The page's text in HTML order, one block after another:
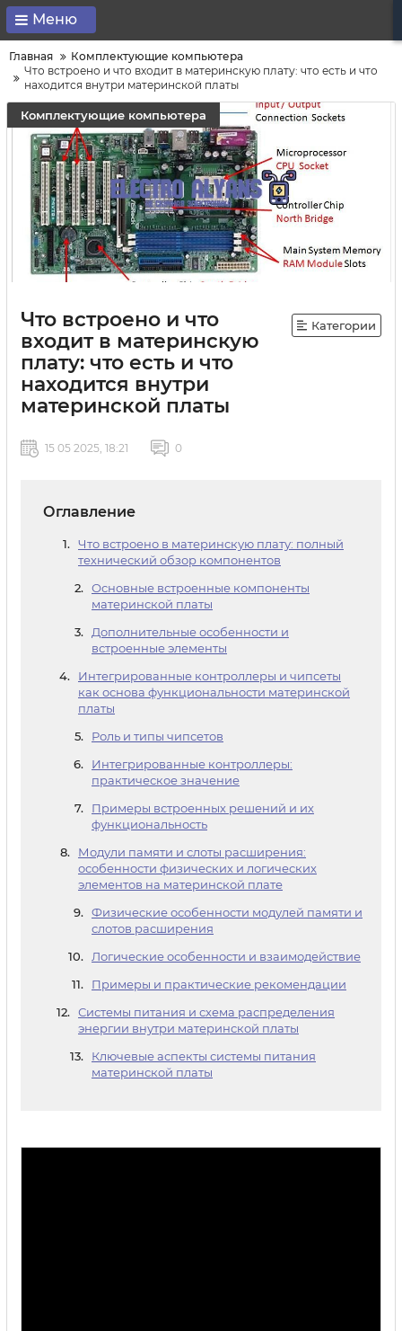
Меню
Главная
Комплектующие компьютера
Что встроено и что входит в материнскую плату: что есть и что
находится внутри материнской платы
Комплектующие компьютера
Что встроено и что
входит в материнскую
плату: что есть и что
находится внутри
материнской платы
Категории
15 05 2025, 18:21 0
Оглавление
Что встроено в материнскую плату: полный
технический обзор компонентов
Основные встроенные компоненты
материнской платы
Дополнительные особенности и
встроенные элементы
Интегрированные контроллеры и чипсеты
как основа функциональности материнской
платы
Роль и типы чипсетов
Интегрированные контроллеры:
практическое значение
Примеры встроенных решений и их
функциональность
Модули памяти и слоты расширения:
особенности физических и логических
элементов на материнской плате
Физические особенности модулей памяти и
слотов расширения
Логические особенности и взаимодействие
Примеры и практические рекомендации
Системы питания и схема распределения
энергии внутри материнской платы
Ключевые аспекты системы питания
материнской платы